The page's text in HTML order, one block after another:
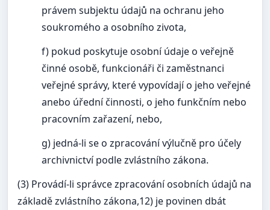
právem subjektu údajů na ochranu jeho
soukromého a osobního zivota,
f) pokud poskytuje osobní údaje o veřejně
činné osobě, funkcionáři či zaměstnanci
veřejné správy, které vypovídají o jeho veřejné
anebo úřední činnosti, o jeho funkčním nebo
pracovním zařazení, nebo,
g) jedná-li se o zpracování výlučně pro účely
archivnictví podle zvlástního zákona.
(3) Provádí-li správce zpracování osobních údajů na
základě zvlástního zákona,12) je povinen dbát